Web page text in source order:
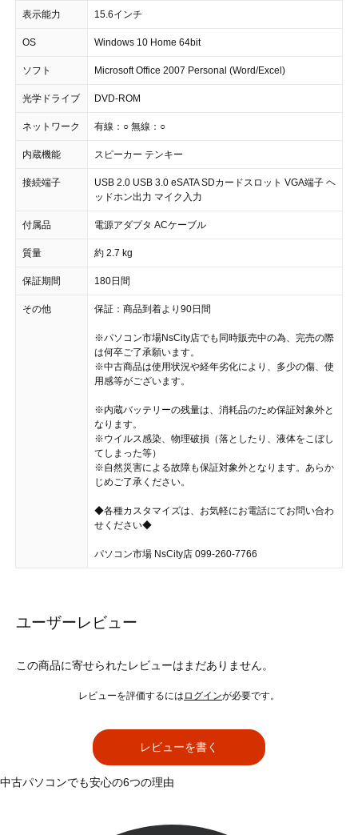
表示能力 15.6インチ
OS Windows 10 Home 64bit
ソフト Microsoft Office 2007 Personal (Word/Excel)
光学ドライブ DVD-ROM
ネットワーク 有線：○ 無線：○
内蔵機能 スピーカー テンキー
接続端子
USB 2.0 USB 3.0 eSATA SDカードスロット VGA端子 ヘ
ッドホン出力 マイク入力
付属品 電源アダプタ ACケーブル
質量 約 2.7 kg
保証期間 180日間
その他 保証：商品到着より90日間
※パソコン市場NsCity店でも同時販売中の為、完売の際
は何卒ご了承願います。
※中古商品は使用状況や経年劣化により、多少の傷、使
用感等がございます。
※内蔵バッテリーの残量は、消耗品のため保証対象外と
なります。
※ウイルス感染、物理破損（落としたり、液体をこぼし
てしまった等）
※自然災害による故障も保証対象外となります。あらか
じめご了承ください。
◆各種カスタマイズは、お気軽にお電話にてお問い合わ
せください◆
パソコン市場 NsCity店 099-260-7766
ユーザーレビュー
この商品に寄せられたレビューはまだありません。
レビューを評価するには ログインが必要です。
レビューを書く
中古パソコンでも安心の6つの理由